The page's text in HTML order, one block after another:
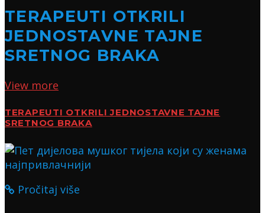
TERAPEUTI OTKRILI
JEDNOSTAVNE TAJNE
SRETNOG BRAKA
View more
TERAPEUTI OTKRILI JEDNOSTAVNE TAJNE
SRETNOG BRAKA
Pročitaj više